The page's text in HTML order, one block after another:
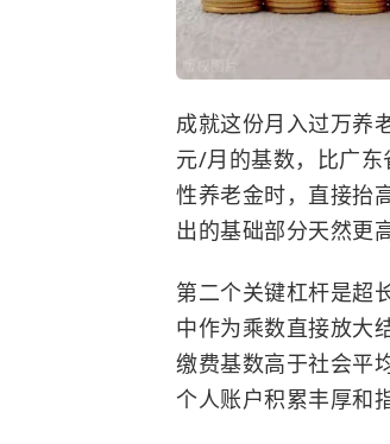
成就这份月入过万养
元/月的基数，比广
性养老金时，直接抬
出的基础部分天然更高
第二个关键杠杆是超
中作为乘数直接放大
缴费基数高于社会平
个人账户积累丰厚和